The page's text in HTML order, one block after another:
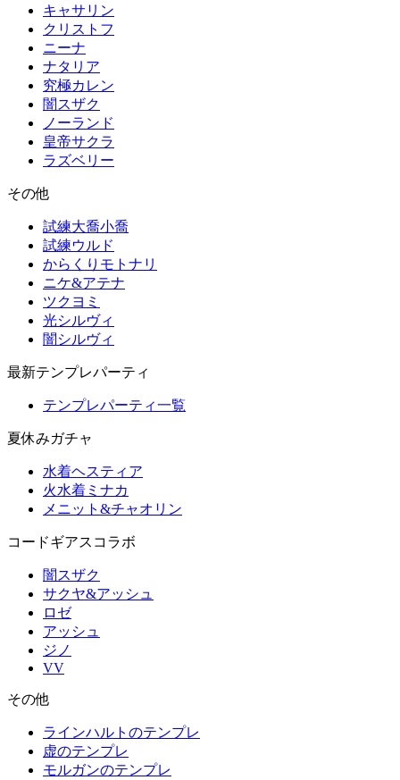
キャサリン
クリストフ
ニーナ
ナタリア
究極カレン
闇スザク
ノーランド
皇帝サクラ
ラズベリー
その他
試練大喬小喬
試練ウルド
からくりモトナリ
ニケ&アテナ
ツクヨミ
光シルヴィ
闇シルヴィ
最新テンプレパーティ
テンプレパーティ一覧
夏休みガチャ
水着ヘスティア
火水着ミナカ
メニット&チャオリン
コードギアスコラボ
闇スザク
サクヤ&アッシュ
ロゼ
アッシュ
ジノ
VV
その他
ラインハルトのテンプレ
虚のテンプレ
モルガンのテンプレ